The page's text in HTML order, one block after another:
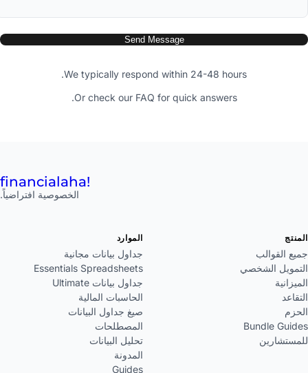
Send Message
We typically respond within 24-48 hours.
Or check ourFAQfor quick answers.
financialaha!
الخصوصية افتراضياً.
القوالب
الشخصي
Bundle
الموارد
جداول بيانات مجانية
Essentials Spreadsheets
جداول بيانات Ultimate
الحاسبات المالية
صيغ جداول البيانات
المصطلحات
تحليل البيانات
المدونة
Guides